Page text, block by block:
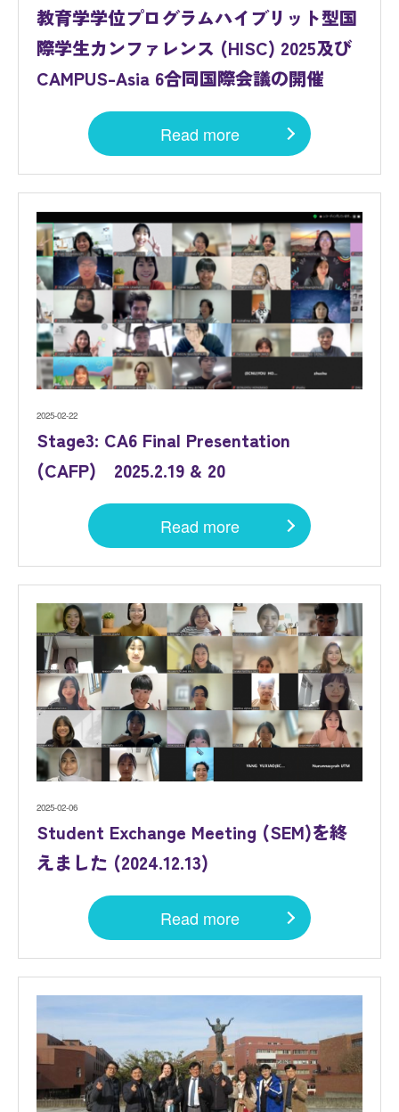
教育学学位プログラムハイブリット型国
際学生カンファレンス (HISC) 2025及び
CAMPUS-Asia 6合同国際会議の開催
Read more
2025-02-22
Stage3: CA6 Final Presentation
(CAFP) 2025.2.19 & 20
Read more
2025-02-06
Student Exchange Meeting (SEM)を終
えました (2024.12.13)
Read more